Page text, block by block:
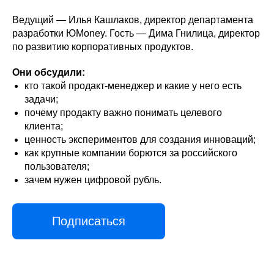
Ведущий — Илья Кашлаков, директор департамента
разработки ЮMoney. Гость — Дима Гнилица, директор
по развитию корпоративных продуктов.
Они обсудили:
кто такой продакт-менеджер и какие у него есть
задачи;
почему продакту важно понимать целевого
клиента;
ценность экспериментов для создания инноваций;
как крупные компании борются за российского
пользователя;
зачем нужен цифровой рубль.
Подписаться